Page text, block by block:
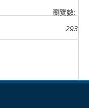
瀏覽數:
293